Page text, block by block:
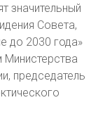
значительный
Совета,
до 2030 года»
председатель